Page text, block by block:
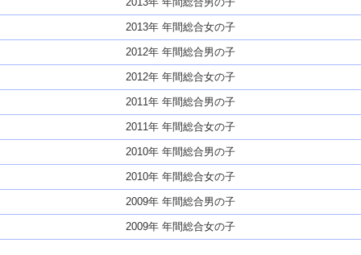
2013年 年間総合女の子
2012年 年間総合男の子
2012年 年間総合女の子
2011年 年間総合男の子
2011年 年間総合女の子
2010年 年間総合男の子
2010年 年間総合女の子
2009年 年間総合男の子
2009年 年間総合女の子